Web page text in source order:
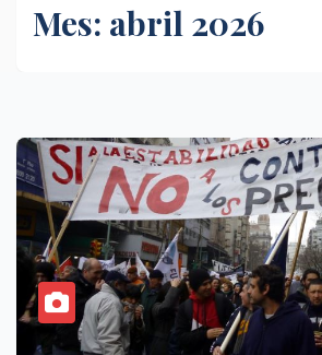
Mes: abril 2026